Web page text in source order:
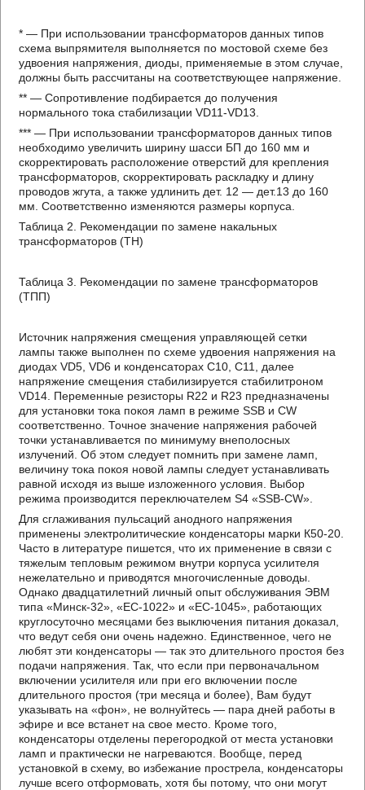
* — При использовании трансформаторов данных типов
схема выпрямителя выполняется по мостовой схеме без
удвоения напряжения, диоды, применяемые в этом случае,
должны быть рассчитаны на соответствующее напряжение.
** — Сопротивление подбирается до получения
нормального тока стабилизации VD11-VD13.
*** — При использовании трансформаторов данных типов
необходимо увеличить ширину шасси БП до 160 мм и
скорректировать расположение отверстий для крепления
трансформаторов, скорректировать раскладку и длину
проводов жгута, а также удлинить дет. 12 — дет.13 до 160
мм. Соответственно изменяются размеры корпуса.
Таблица 2. Рекомендации по замене накальных
трансформаторов (ТН)
Таблица 3. Рекомендации по замене трансформаторов
(ТПП)
Источник напряжения смещения управляющей сетки
лампы также выполнен по схеме удвоения напряжения на
диодах VD5, VD6 и конденсаторах C10, C11, далее
напряжение смещения стабилизируется стабилитроном
VD14. Переменные резисторы R22 и R23 предназначены
для установки тока покоя ламп в режиме SSB и CW
соответственно. Точное значение напряжения рабочей
точки устанавливается по минимуму внеполосных
излучений. Об этом следует помнить при замене ламп,
величину тока покоя новой лампы следует устанавливать
равной исходя из выше изложенного условия. Выбор
режима производится переключателем S4 «SSB-CW».
Для сглаживания пульсаций анодного напряжения
применены электролитические конденсаторы марки К50-20.
Часто в литературе пишется, что их применение в связи с
тяжелым тепловым режимом внутри корпуса усилителя
нежелательно и приводятся многочисленные доводы.
Однако двадцатилетний личный опыт обслуживания ЭВМ
типа «Минск-32», «ЕС-1022» и «ЕС-1045», работающих
круглосуточно месяцами без выключения питания доказал,
что ведут себя они очень надежно. Единственное, чего не
любят эти конденсаторы — так это длительного простоя без
подачи напряжения. Так, что если при первоначальном
включении усилителя или при его включении после
длительного простоя (три месяца и более), Вам будут
указывать на «фон», не волнуйтесь — пара дней работы в
эфире и все встанет на свое место. Кроме того,
конденсаторы отделены перегородкой от места установки
ламп и практически не нагреваются. Вообще, перед
установкой в схему, во избежание прострела, конденсаторы
лучше всего отформовать, хотя бы потому, что они могут